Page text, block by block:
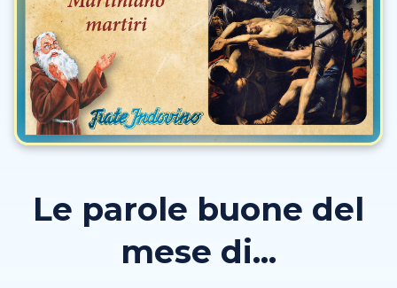
Le parole buone del
mese di...